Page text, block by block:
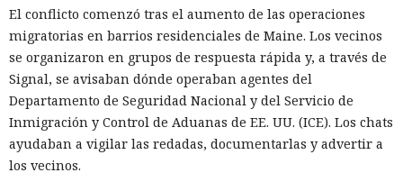
El conflicto comenzó tras el aumento de las operaciones
migratorias en barrios residenciales de Maine. Los vecinos
se organizaron en grupos de respuesta rápida y, a través de
Signal, se avisaban dónde operaban agentes del
Departamento de Seguridad Nacional y del Servicio de
Inmigración y Control de Aduanas de EE. UU. (ICE). Los chats
ayudaban a vigilar las redadas, documentarlas y advertir a
los vecinos.